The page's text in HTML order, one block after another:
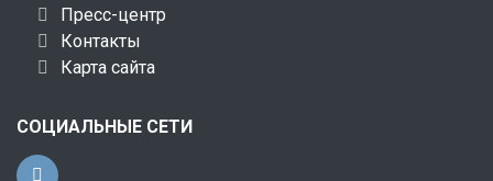
Пресс-центр
Контакты
Карта сайта
СОЦИАЛЬНЫЕ СЕТИ